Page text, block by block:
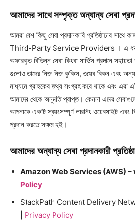
আমাদের সাথে সম্পৃক্ত অন্যান্য সেবা
আমরা বেশ কিছু সেবা প্রদানকারি প্রতিষ্ঠানের সাথে
Third-Party Service Providers । এ ধরনের
অফারকৃত বিভিন্ন সেবা কিংবা সার্ভিস প্রদানে
গুলোও তাদের নিজ নিজ কুকিস, ওয়েব বিকন এবং
মাধ্যমে গ্রাহকের তথ্য সংগ্রহ করে থাকে এবং এরা
আমাদের থেকে অনুমতি প্রাপ্ত। কেননা এদের
আপনাকে একটি স্বয়ংসম্পূর্ণ লারনিং ওয়েবসাইট এবং
প্রদান করতে সক্ষম হই।
আমাদের অন্যান্য সেবা প্রদানকারী
Amazon Web Services (AWS) –
Policy
StackPath Content Delivery
Privacy Policy